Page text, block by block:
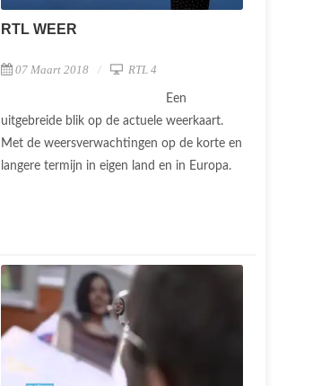
RTL WEER
07 Maart 2018 RTL 4
Een
uitgebreide blik op de actuele weerkaart.
Met de weersverwachtingen op de korte en
langere termijn in eigen land en in Europa.